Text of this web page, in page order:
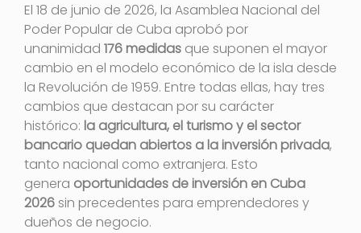
El 18 de junio de 2026, la Asamblea Nacional del
Poder Popular de Cuba aprobó por
unanimidad 176 medidas que suponen el mayor
cambio en el modelo económico de la isla desde
la Revolución de 1959. Entre todas ellas, hay tres
cambios que destacan por su carácter
histórico: la agricultura, el turismo y el sector
bancario quedan abiertos a la inversión privada,
tanto nacional como extranjera. Esto
genera oportunidades de inversión en Cuba
2026 sin precedentes para emprendedores y
dueños de negocio.